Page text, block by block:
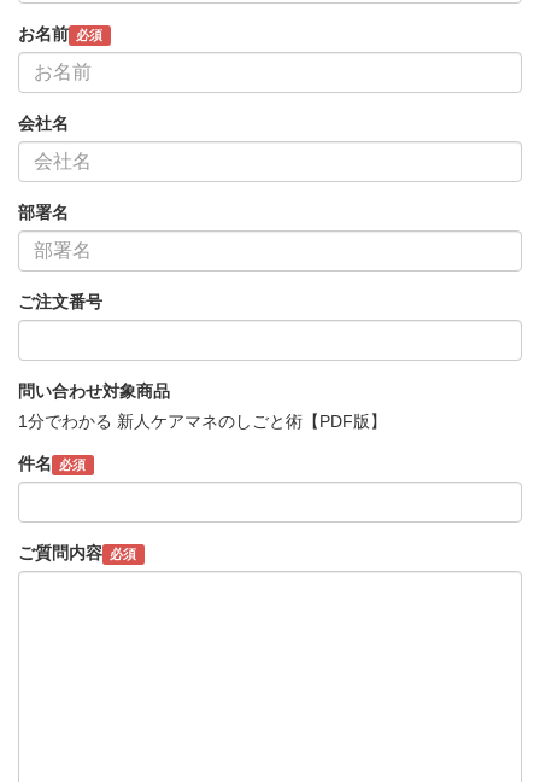
お名前 必須
会社名
部署名
ご注文番号
問い合わせ対象商品
1分でわかる 新人ケアマネのしごと術【PDF版】
件名 必須
ご質問内容 必須